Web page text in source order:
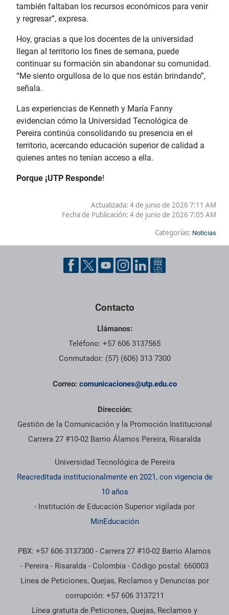
también faltaban los recursos económicos para venir
y regresar”, expresa.
Hoy, gracias a que los docentes de la universidad
llegan al territorio los fines de semana, puede
continuar su formación sin abandonar su comunidad.
“Me siento orgullosa de lo que nos están brindando”,
señala.
Las experiencias de Kenneth y María Fanny
evidencian cómo la Universidad Tecnológica de
Pereira continúa consolidando su presencia en el
territorio, acercando educación superior de calidad a
quienes antes no tenían acceso a ella.
Porque ¡UTP Responde!
Actualizada: 4 de junio de 2026 7:11 AM
Fecha de Publicación: 4 de junio de 2026 7:05 AM
Categorías: Noticias
Contacto
Llámanos:
Teléfono: +57 606 3137565
Conmutador: (57) (606) 313 7300
Correo: comunicaciones@utp.edu.co
Dirección:
Gestión de la Comunicación y la Promoción Institucional
Carrera 27 #10-02 Barrio Álamos Pereira, Risaralda
Universidad Tecnológica de Pereira
Reacreditada institucionalmente en 2021, con vigencia de
10 años
- Institución de Educación Superior vigilada por
MinEducación
PBX: +57 606 3137300 - Carrera 27 #10-02 Barrio Alamos
- Pereira - Risaralda - Colombia - Código postal: 660003
Línea de Peticiones, Quejas, Reclamos y Denuncias por
corrupción: +57 606 3137211
Línea gratuita de Peticiones, Quejas, Reclamos y